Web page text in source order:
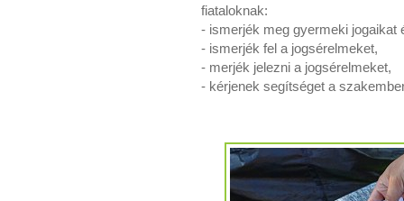
fiataloknak:
- ismerjék meg gyermeki jogaikat
- ismerjék fel a jogsérelmeket,
- merjék jelezni a jogsérelmeket,
- kérjenek segítséget a